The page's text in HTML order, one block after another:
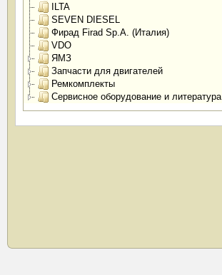
ILTA
SEVEN DIESEL
Фирад Firad Sp.A. (Италия)
VDO
ЯМЗ
Запчасти для двигателей
Ремкомплекты
Сервисное оборудование и литература